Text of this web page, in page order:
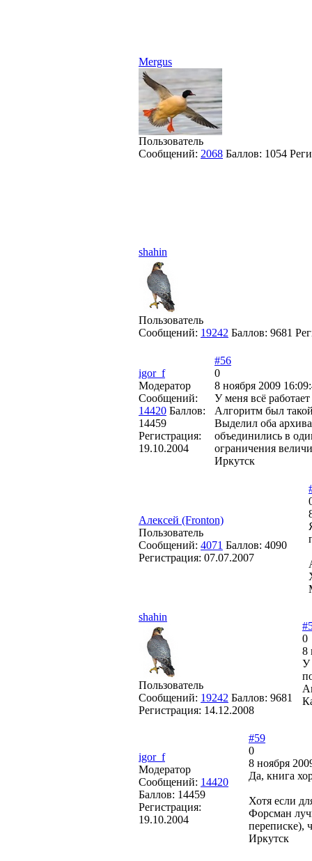
Mergus
Пользователь
Сообщений: 2068 Баллов: 1054
shahin
Пользователь
Сообщений: 19242 Баллов: 9681
igor_f
Модератор
Сообщений:
14420 Баллов:
14459
Регистрация:
19.10.2004
#56
0
8 ноября 2009
У меня всё
Алгоритм был
Выделил оба
объединились в
ограничения
Иркутск
Алексей (Fronton)
Пользователь
Сообщений: 4071 Баллов: 4090
Регистрация: 07.07.2007
shahin
Пользователь
Сообщений: 19242 Баллов: 9681
Регистрация: 14.12.2008
0
8
У
igor_f
Модератор
Сообщений: 14420
Баллов: 14459
Регистрация:
19.10.2004
#59
0
8 ноября
Да, книга
Хотя если
Форсман
переписке),
Иркутск